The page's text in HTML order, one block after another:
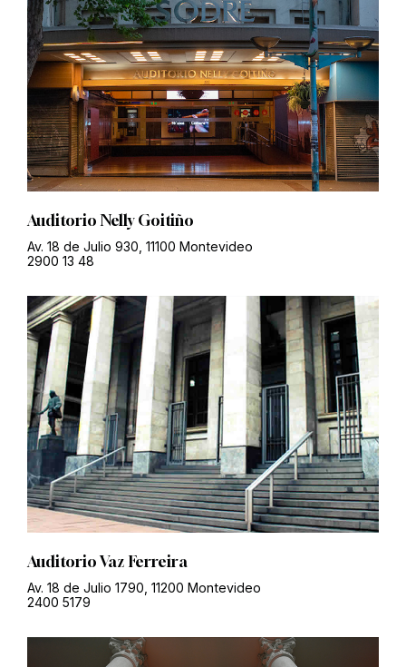
Auditorio Nelly Goitiño
Av. 18 de Julio 930, 11100 Montevideo
2900 13 48
Auditorio Vaz Ferreira
Av. 18 de Julio 1790, 11200 Montevideo
2400 5179